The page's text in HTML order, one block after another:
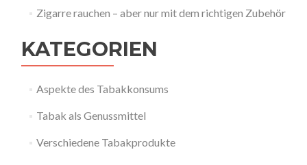
Zigarre rauchen – aber nur mit dem richtigen Zubehör
KATEGORIEN
Aspekte des Tabakkonsums
Tabak als Genussmittel
Verschiedene Tabakprodukte